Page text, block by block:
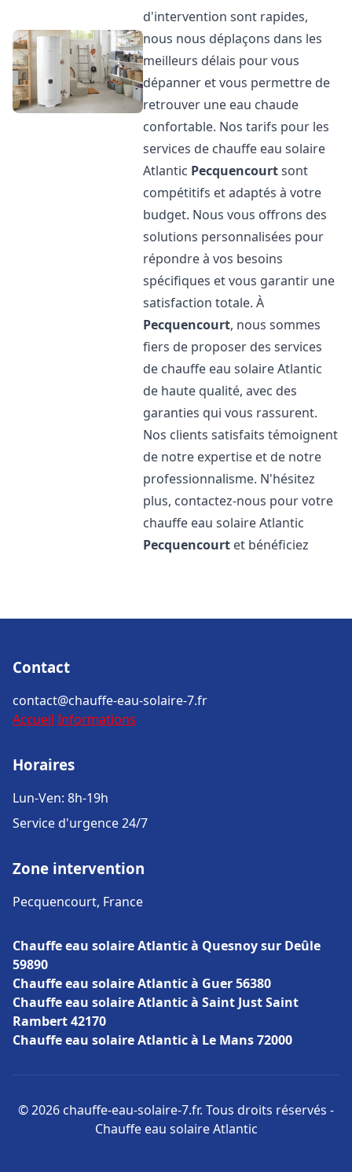
d'intervention sont rapides,
nous nous déplaçons dans les
meilleurs délais pour vous
dépanner et vous permettre de
retrouver une eau chaude
confortable. Nos tarifs pour les
services de chauffe eau solaire
Atlantic Pecquencourtsont
compétitifs et adaptés à votre
budget. Nous vous offrons des
solutions personnalisées pour
répondre à vos besoins
spécifiques et vous garantir une
satisfaction totale. À
Pecquencourt, nous sommes
fiers de proposer des services
de chauffe eau solaire Atlantic
de haute qualité, avec des
garanties qui vous rassurent.
Nos clients satisfaits témoignent
de notre expertise et de notre
professionnalisme. N'hésitez
plus, contactez-nous pour votre
chauffe eau solaire Atlantic
Pecquencourt et bénéficiez
Contact
contact@chauffe-eau-solaire-7.fr
Accueil Informations
Horaires
Lun-Ven: 8h-19h
Service d'urgence 24/7
Zone intervention
Pecquencourt, France
Chauffe eau solaire Atlantic à Quesnoy sur Deûle
59890
Chauffe eau solaire Atlantic à Guer 56380
Chauffe eau solaire Atlantic à Saint Just Saint
Rambert 42170
Chauffe eau solaire Atlantic à Le Mans 72000
© 2026 chauffe-eau-solaire-7.fr. Tous droits réservés -
Chauffe eau solaire Atlantic